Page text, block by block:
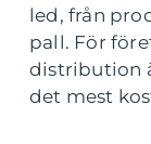
led, från
pall. För
distribution
det mest